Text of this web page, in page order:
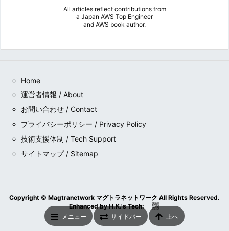
All articles reflect contributions from
a Japan AWS Top Engineer
and AWS book author.
Home
運営者情報 / About
お問い合わせ / Contact
プライバシーポリシー / Privacy Policy
技術支援体制 / Tech Support
サイトマップ / Sitemap
Copyright © Magtranetwork マグトラネットワーク All Rights Reserved.
Enhanced byH.K.'sTech:
メニュー
サイドバー 上へ